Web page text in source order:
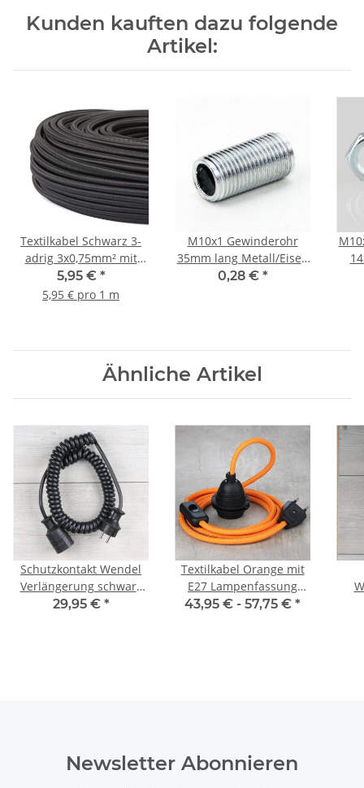
Kunden kauften dazu folgende
Artikel:
Textilkabel Schwarz 3-
adrig 3x0,75mm² mit
integriertem Stahlseil
zur Zugentlastung
5,95 € *
5,95 € pro 1 m
M10x1 Gewinderohr
35mm lang Metall/Eisen
verzinkt für Lampen und
0,28 € *
Ähnliche Artikel
Schutzkontakt Wendel
Verlängerung schwarz
Spiral-Kabel
29,95 € *
Textilkabel Orange mit
E27 Lampenfassung
Schnurschalter und
43,95 € - 57,75 € *
Newsletter Abonnieren